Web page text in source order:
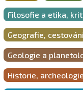
Filosofie a etika,
Geografie,
Geologie a
Historie, archeologie